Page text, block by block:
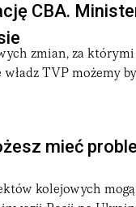
CBA.
zmian, za
TVP możemy
mieć
kolejowych